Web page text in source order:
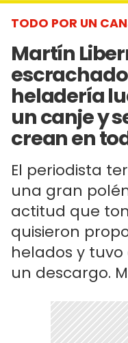
TODO POR UN
Martín
heladería
un canje y
crean en
El periodista
una gran
actitud que
quisieron
helados y
un descargo.